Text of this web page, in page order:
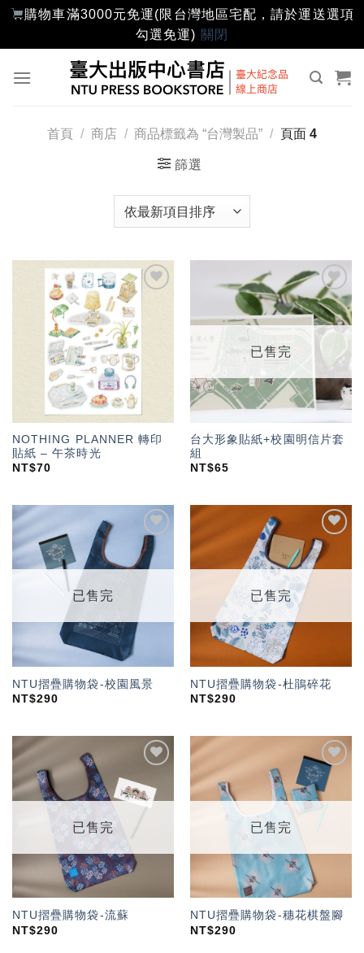
購物車滿3000元免運(限台灣地區宅配，請於運送選項
勾選免運) 關閉
首頁 / 商店 / 商品標籤為 “台灣製品” / 頁面 4
篩選
NOTHING PLANNER 轉印
貼紙 – 午茶時光
NT$70
加入
「願
望輕
單」
已售完
台大形象貼紙+校園明信片套
組
NT$65
加入
「願
望輕
已售完
NTU摺疊購物袋-校園風景
NT$290
「願
望輕
已售完
NTU摺疊購物袋-杜鵑碎花
NT$290
「願
望輕
已售完
NTU摺疊購物袋-流蘇
NT$290
加入
「願
望輕
已售完
NTU摺疊購物袋-穗花棋盤腳
NT$290